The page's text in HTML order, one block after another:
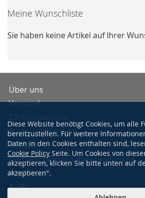
Meine Wunschliste
Sie haben keine Artikel auf Ihrer
Über uns
Versand
Buchpreisbindung
Kontakt
Bestellungen und Rücksendungen
Impressum
AGBs
Diese Website benötigt Cookies, um alle
bereitzustellen. Für weitere
Daten in den Cookies enthalten sind,
Cookie Policy Seite. Um Cookies von
akzeptieren, klicken Sie bitte unten auf
akzeptieren".